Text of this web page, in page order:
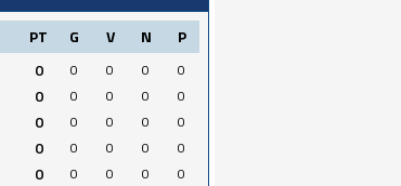
PT G V N P
0 0 0 0
0
0 0 0 0
0
0 0 0 0
0
0 0 0 0
0
0 0 0 0
0